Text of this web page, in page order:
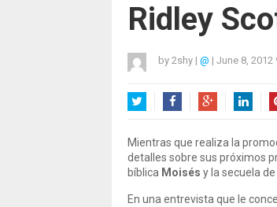
Ridley
by 2shy | @ | June 8, 2012
Mientras que realiza la
detalles sobre sus próximos
bíblica Moisés y la secuela de
En una entrevista que le